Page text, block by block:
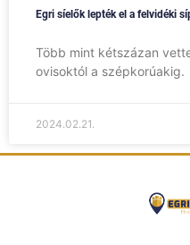
Egri síelők lepték el a felvidéki
Több mint kétszázan
ovisoktól a szépkorúakig.
2024.02.21.